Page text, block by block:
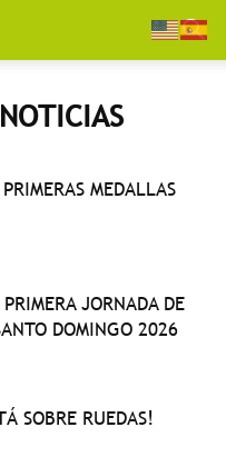
MEDALLAS
JORNADA DE
DOMINGO 2026
SOBRE RUEDAS!